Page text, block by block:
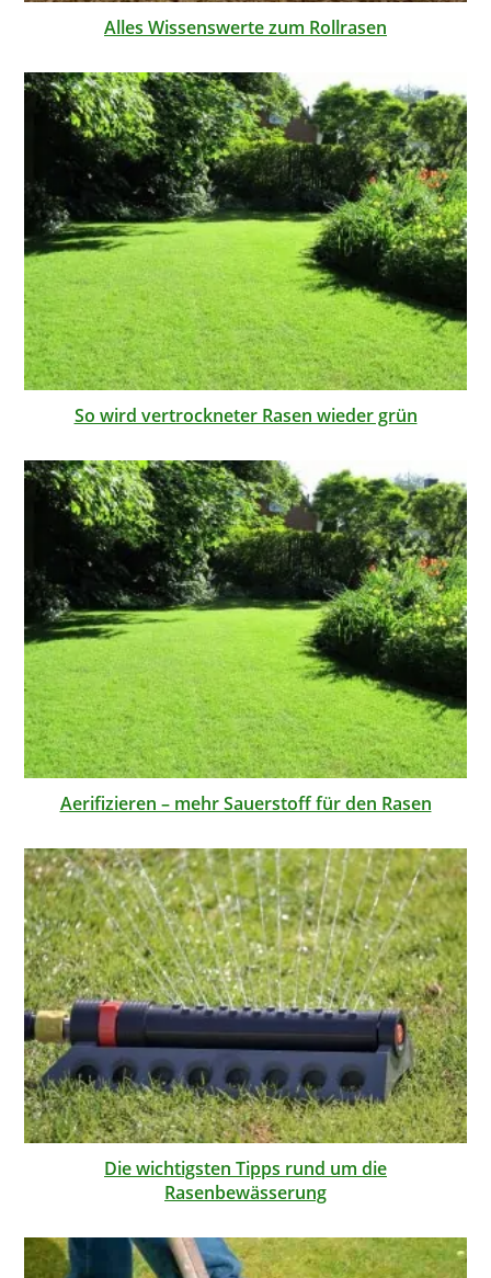
Alles Wissenswerte zum Rollrasen
So wird vertrockneter Rasen wieder grün
Aerifizieren – mehr Sauerstoff für den Rasen
Die wichtigsten Tipps rund um die
Rasenbewässerung